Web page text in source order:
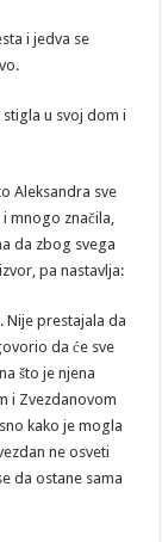
i jedva se
u svoj dom i
Aleksandra sve
mnogo značila,
da zbog svega
pa nastavlja:
Nije prestajala da
da će sve
što je njena
i Zvezdanovom
kako je mogla
ne osveti
da ostane sama